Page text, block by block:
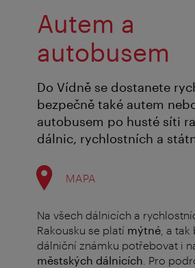
Autem a
autobusem
Do Vídně se dostanete
bezpečně také autem
autobusem po husté síti
dálnic, rychlostních a
MAPA
Na všech dálnicích a
Rakousku se platí mýtné , a
dálniční známku potřebovat i
městských dálnicích . Pro